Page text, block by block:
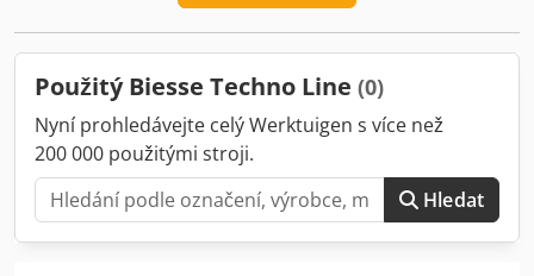
Použitý Biesse Techno Line (0)
Nyní prohledávejte celý Werktuigen s více než
200 000 použitými stroji.
Hledat